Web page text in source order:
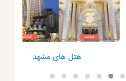
هتل های مشهد